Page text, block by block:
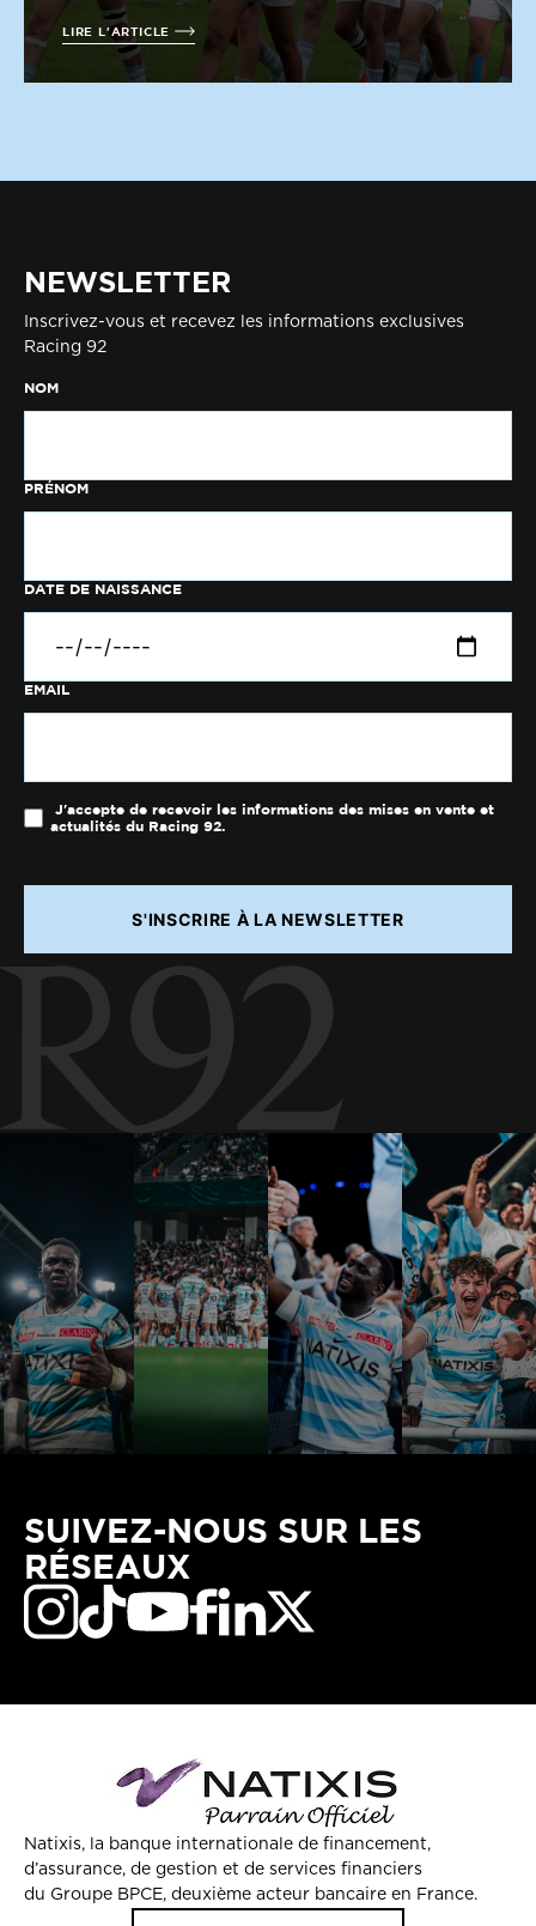
LIRE L'ARTICLE
NEWSLETTER
Inscrivez-vous et recevez les informations exclusives
Racing 92
NOM
PRÉNOM
DATE DE NAISSANCE
EMAIL
J'accepte de recevoir les informations des mises en vente et
actualités du Racing 92.
S'INSCRIRE À LA NEWSLETTER
SUIVEZ-NOUS SUR LES
RÉSEAUX
Natixis, la banque internationale de financement,
d’assurance, de gestion et de services financiers
du Groupe BPCE, deuxième acteur bancaire en France.